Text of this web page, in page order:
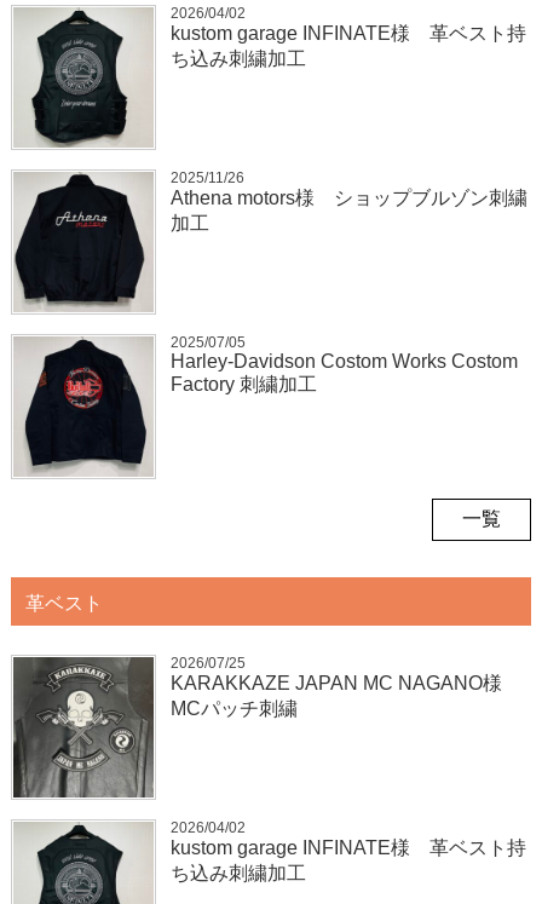
2026/04/02
kustom garage INFINATE様 革ベスト持
ち込み刺繍加工
2025/11/26
Athena motors様 ショップブルゾン刺繍
加工
2025/07/05
Harley-Davidson Costom Works Costom
Factory 刺繍加工
一覧
革ベスト
2026/07/25
KARAKKAZE JAPAN MC NAGANO様
MCパッチ刺繍
2026/04/02
kustom garage INFINATE様 革ベスト持
ち込み刺繍加工